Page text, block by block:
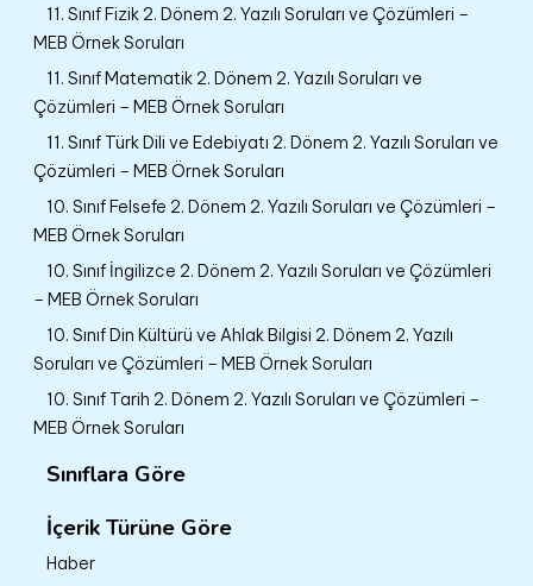
11. Sınıf Fizik 2. Dönem 2. Yazılı Soruları ve Çözümleri –
MEB Örnek Soruları
11. Sınıf Matematik 2. Dönem 2. Yazılı Soruları ve
Çözümleri – MEB Örnek Soruları
11. Sınıf Türk Dili ve Edebiyatı 2. Dönem 2. Yazılı Soruları ve
Çözümleri – MEB Örnek Soruları
10. Sınıf Felsefe 2. Dönem 2. Yazılı Soruları ve Çözümleri –
MEB Örnek Soruları
10. Sınıf İngilizce 2. Dönem 2. Yazılı Soruları ve Çözümleri
– MEB Örnek Soruları
10. Sınıf Din Kültürü ve Ahlak Bilgisi 2. Dönem 2. Yazılı
Soruları ve Çözümleri – MEB Örnek Soruları
10. Sınıf Tarih 2. Dönem 2. Yazılı Soruları ve Çözümleri –
MEB Örnek Soruları
Sınıflara Göre
İçerik Türüne Göre
Haber